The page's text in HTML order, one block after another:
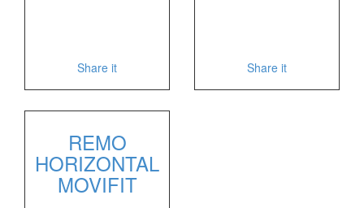
Share it Share it
REMO
HORIZONTAL
MOVIFIT